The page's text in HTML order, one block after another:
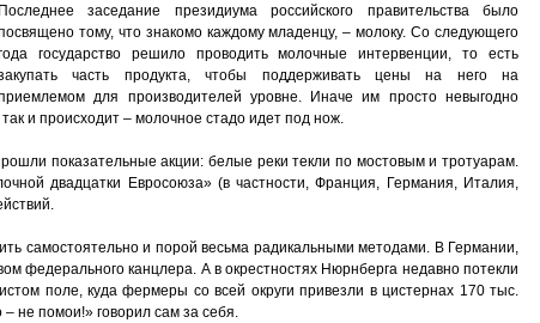
Последнее заседание президиума российского правительства было
тому, что знакомо каждому младенцу, – молоку. Со следующего
государство решило проводить молочные интервенции, то есть
часть продукта, чтобы поддерживать цены на него на
для производителей уровне. Иначе им просто невыгодно
и происходит – молочное стадо идет под нож.
показательные акции: белые реки текли по мостовым и тротуарам.
двадцатки Евросоюза» (в частности, Франция, Германия, Италия,
самостоятельно и порой весьма радикальными методами. В Германии,
федерального канцлера. А в окрестностях Нюрнберга недавно потекли
поле, куда фермеры со всей округи привезли в цистернах 170 тыс.
не помои!» говорил сам за себя.